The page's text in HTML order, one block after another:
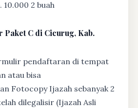
10.000 2 buah
Paket C di Cicurug, Kab.
pendaftaran di tempat
atau bisa
Fotocopy Ijazah sebanyak 2
dilegalisir (Ijazah Asli